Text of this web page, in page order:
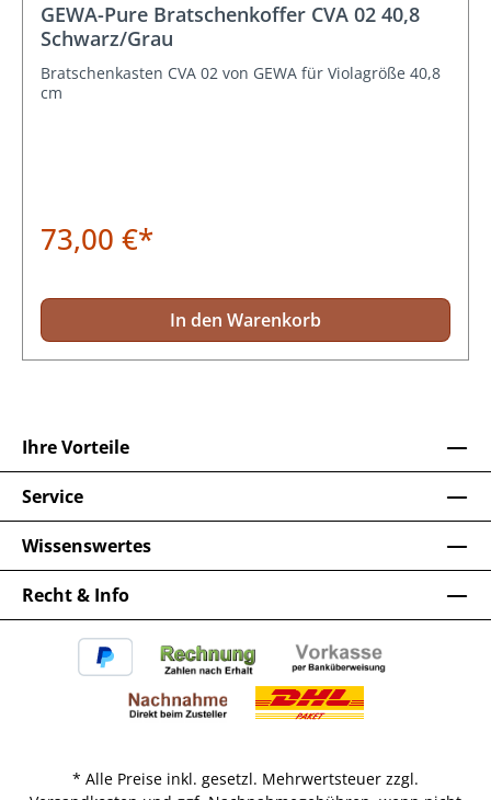
GEWA-Pure Bratschenkoffer CVA 02 40,8
Schwarz/Grau
Bratschenkasten CVA 02 von GEWA für Violagröße 40,8
cm
73,00 €*
In den Warenkorb
Recht & Info
Ihre Vorteile
Service
Wissenswertes
* Alle Preise inkl. gesetzl. Mehrwertsteuer zzgl.